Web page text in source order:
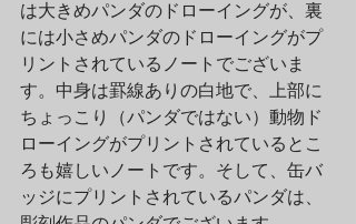
は大きめパンダのドローイングが、裏
には小さめパンダのドローイングがプ
リントされているノートでございま
す。中身は罫線ありの白地で、上部に
ちょっこり（パンダではない）動物ド
ローイングがプリントされているとこ
ろも嬉しいノートです。そして、缶バ
ッジにプリントされているパンダは、